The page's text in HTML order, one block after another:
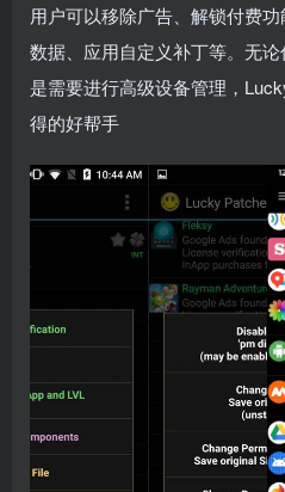
用户可以移除广告、解锁付费
数据、应用自定义补丁等。无
是需要进行高级设备管理，
得的好帮手